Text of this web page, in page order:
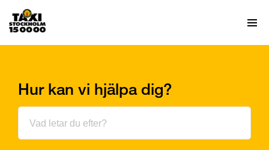
Hur kan vi hjälpa dig?